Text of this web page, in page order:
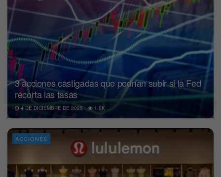
3 acciones castigadas que podrían subir si la Fed
recorta las tasas
4 DE DICIEMBRE DE 2025 1.5K
ACCIONES